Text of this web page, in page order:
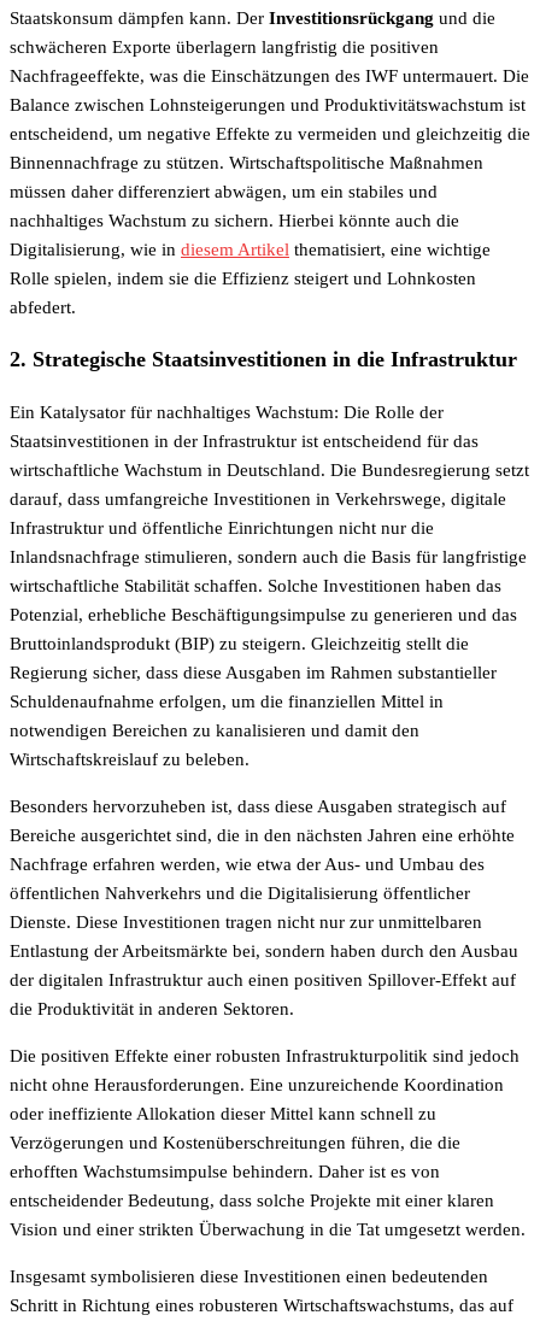
Staatskonsum dämpfen kann. Der Investitionsrückgang und die
schwächeren Exporte überlagern langfristig die positiven
Nachfrageeffekte, was die Einschätzungen des IWF untermauert. Die
Balance zwischen Lohnsteigerungen und Produktivitätswachstum ist
entscheidend, um negative Effekte zu vermeiden und gleichzeitig die
Binnennachfrage zu stützen. Wirtschaftspolitische Maßnahmen
müssen daher differenziert abwägen, um ein stabiles und
nachhaltiges Wachstum zu sichern. Hierbei könnte auch die
Digitalisierung, wie in diesem Artikel thematisiert, eine wichtige
Rolle spielen, indem sie die Effizienz steigert und Lohnkosten
abfedert.
2. Strategische Staatsinvestitionen in die Infrastruktur
Ein Katalysator für nachhaltiges Wachstum: Die Rolle der
Staatsinvestitionen in der Infrastruktur ist entscheidend für das
wirtschaftliche Wachstum in Deutschland. Die Bundesregierung setzt
darauf, dass umfangreiche Investitionen in Verkehrswege, digitale
Infrastruktur und öffentliche Einrichtungen nicht nur die
Inlandsnachfrage stimulieren, sondern auch die Basis für langfristige
wirtschaftliche Stabilität schaffen. Solche Investitionen haben das
Potenzial, erhebliche Beschäftigungsimpulse zu generieren und das
Bruttoinlandsprodukt (BIP) zu steigern. Gleichzeitig stellt die
Regierung sicher, dass diese Ausgaben im Rahmen substantieller
Schuldenaufnahme erfolgen, um die finanziellen Mittel in
notwendigen Bereichen zu kanalisieren und damit den
Wirtschaftskreislauf zu beleben.
Besonders hervorzuheben ist, dass diese Ausgaben strategisch auf
Bereiche ausgerichtet sind, die in den nächsten Jahren eine erhöhte
Nachfrage erfahren werden, wie etwa der Aus- und Umbau des
öffentlichen Nahverkehrs und die Digitalisierung öffentlicher
Dienste. Diese Investitionen tragen nicht nur zur unmittelbaren
Entlastung der Arbeitsmärkte bei, sondern haben durch den Ausbau
der digitalen Infrastruktur auch einen positiven Spillover-Effekt auf
die Produktivität in anderen Sektoren.
Die positiven Effekte einer robusten Infrastrukturpolitik sind jedoch
nicht ohne Herausforderungen. Eine unzureichende Koordination
oder ineffiziente Allokation dieser Mittel kann schnell zu
Verzögerungen und Kostenüberschreitungen führen, die die
erhofften Wachstumsimpulse behindern. Daher ist es von
entscheidender Bedeutung, dass solche Projekte mit einer klaren
Vision und einer strikten Überwachung in die Tat umgesetzt werden.
Insgesamt symbolisieren diese Investitionen einen bedeutenden
Schritt in Richtung eines robusteren Wirtschaftswachstums, das auf